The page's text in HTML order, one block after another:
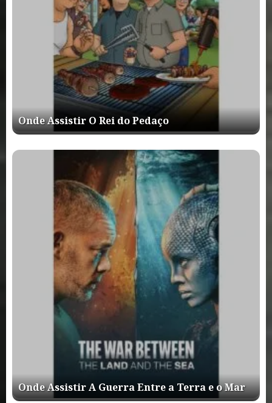
Onde Assistir O Rei do Pedaço
Onde Assistir A Guerra Entre a Terra e o Mar